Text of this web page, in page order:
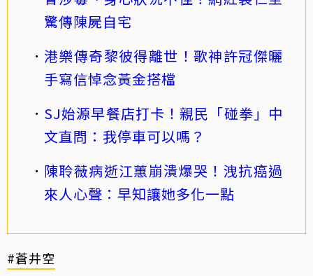
驚傳陳屍自宅
港樂傳奇黎彼得離世！歌神許冠傑曬
手寫信悼念黃金搭檔
SJ始源早餐店打卡！親民「碰拳」中
文直問：我停車可以嗎？
陳聆薇病逝江蕙崩潰爆哭！洩抗癌過
來人心聲：早知讓她多化一點
#蒼井空